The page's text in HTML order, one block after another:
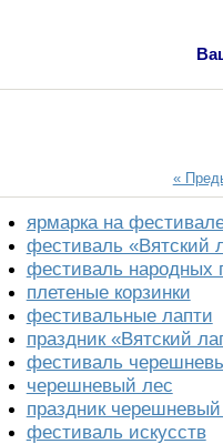
«
ярмарка на
фестиваль «Вятский
фестиваль народных
плетеные корзинки
фестивальные лапти
праздник «Вятский
фестиваль
черешневый лес
праздник
фестиваль искусств